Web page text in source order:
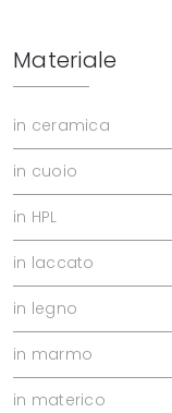
Materiale
in ceramica
in cuoio
in HPL
in laccato
in legno
in marmo
in materico